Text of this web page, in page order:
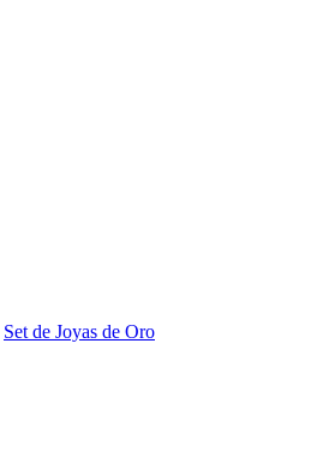
Set de Joyas de Oro